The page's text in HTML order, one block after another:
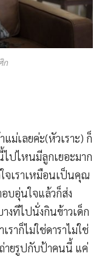
ก
แม่เลยค่ะ(หัวเราะ) ก็
ปไหนมีลูกเยอะมาก
จเราเหมือนเป็นคุณ
บอุ่นใจแล้วก็ส่ง
งทีไปนั่งกินข้าวเด็ก
ราก็ไม่ใช่ดาราไม่ใช่
ายรูปกับป้าคนนี้ แค่